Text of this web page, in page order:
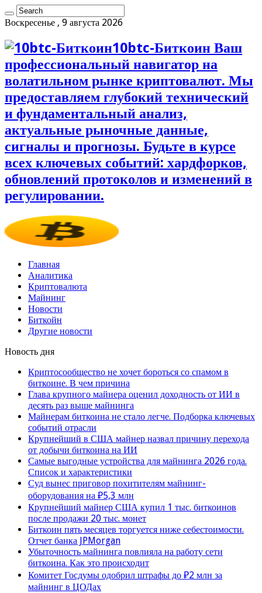
Воскресенье , 9 августа 2026
10btc-Биткоин Ваш
профессиональный навигатор на
волатильном рынке криптовалют. Мы
предоставляем глубокий технический
и фундаментальный анализ,
актуальные рыночные данные,
сигналы и прогнозы. Будьте в курсе
всех ключевых событий: хардфорков,
обновлений протоколов и изменений в
регулировании.
Главная
Аналитика
Криптовалюта
Майнинг
Новости
Биткойн
Другие новости
Новость дня
Криптосообщество не хочет бороться со спамом в
биткоине. В чем причина
Глава крупного майнера оценил доходность от ИИ в
десять раз выше майнинга
Майнерам биткоина не стало легче. Подборка ключевых
событий отрасли
Крупнейший в США майнер назвал причину перехода
от добычи биткоина на ИИ
Самые выгодные устройства для майнинга 2026 года.
Список и характеристики
Суд вынес приговор похитителям майнинг-
оборудования на ₽5,3 млн
Крупнейший майнер США купил 1 тыс. биткоинов
после продажи 20 тыс. монет
Биткоин пять месяцев торгуется ниже себестоимости.
Отчет банка JPMorgan
Убыточность майнинга повлияла на работу сети
биткоина. Как это происходит
Комитет Госдумы одобрил штрафы до ₽2 млн за
майнинг в ЦОДах